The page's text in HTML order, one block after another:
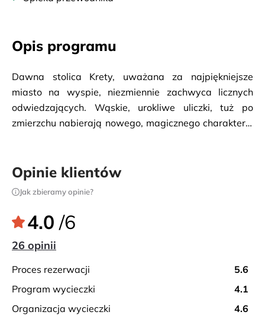
Opis programu
Dawna stolica Krety, uważana za najpiękniejsze
miasto na wyspie, niezmiennie zachwyca licznych
odwiedzających. Wąskie, urokliwe uliczki, tuż po
zmierzchu nabierają nowego, magicznego charakteru.
skąd rozpościera się wyjątkowy widok na całą Chanię
i stary port, z pięknym parkiem i małym kościołem.
Spacer po mieście i okazja do zobaczenia: znanego
targu Agora, minaretu Ahmet Ağa, kościoła Trimartyri,
Katedry Wniebowzięcia Najświętszej Maryi Panny,
bizantyjskich murów obronnych, twierdzy Firkas oraz
Zapraszamy na romantyczną podróż w przeszłość, w
której można podziwiać pięknie rozświetlone miasto, z
zabytkowymi kościołami i wspaniałymi meczetami!
Opinie klientów
Jak zbieramy opinie?
4.0 /6
26 opinii
proces rezerwacji
5.6
program wycieczki
4.1
organizacja wycieczki
4.6